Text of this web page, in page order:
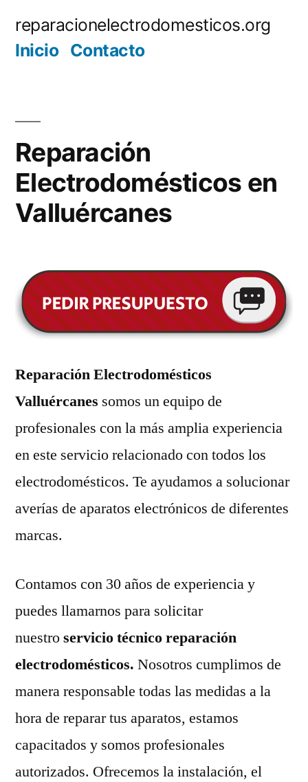
reparacionelectrodomesticos.org
Inicio Contacto
Reparación
Electrodomésticos en
Valluércanes
Reparación Electrodomésticos
Valluércanes somos un equipo de
profesionales con la más amplia experiencia
en este servicio relacionado con todos los
electrodomésticos. Te ayudamos a solucionar
averías de aparatos electrónicos de diferentes
marcas.
Contamos con 30 años de experiencia y
puedes llamarnos para solicitar
nuestroservicio técnico reparación
electrodomésticos. Nosotros cumplimos de
manera responsable todas las medidas a la
hora de reparar tus aparatos, estamos
capacitados y somos profesionales
autorizados. Ofrecemos la instalación, el